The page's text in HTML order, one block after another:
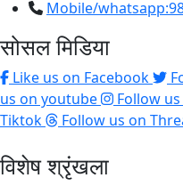
Mobile/
सोसल मिडिया
Like us on Facebook
us on youtube
Follow
Tiktok
Follow us on
विशेष श्रृंखला